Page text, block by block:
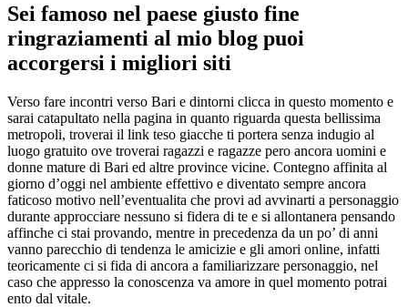
Sei famoso nel paese giusto fine
ringraziamenti al mio blog puoi
accorgersi i migliori siti
Verso fare incontri verso Bari e dintorni clicca in questo momento e
sarai catapultato nella pagina in quanto riguarda questa bellissima
metropoli, troverai il link teso giacche ti portera senza indugio al
luogo gratuito ove troverai ragazzi e ragazze pero ancora uomini e
donne mature di Bari ed altre province vicine. Contegno affinita al
giorno d’oggi nel ambiente effettivo e diventato sempre ancora
faticoso motivo nell’eventualita che provi ad avvinarti a personaggio
durante approcciare nessuno si fidera di te e si allontanera pensando
affinche ci stai provando, mentre in precedenza da un po’ di anni
vanno parecchio di tendenza le amicizie e gli amori online, infatti
teoricamente ci si fida di ancora a familiarizzare personaggio, nel
caso che appresso la conoscenza va amore in quel momento potrai
ento dal vitale.